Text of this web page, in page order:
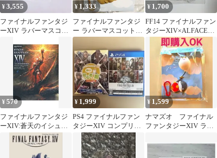
¥3,555
ファイナルファンタジ
ーXIV ラバーマスコッ
セット
¥ 1,333
ファイナルファンタジ
ー ラバーマスコットキ
ーホルダー ジャイアン
トビーバー b
¥ 1,700
FF14 ファイナルファン
タジーXIV×ALFACEコ
ラボ アルファ アクスタ
¥570
ファイナルファンタジ
ーXIV:蒼天のイシュガ
ルドオフィシャルコン
プリートガイド／スク
ウェア・エニックス
¥ 1,999
PS4 ファイナルファン
タジーXIV コンプリー
トパック 14
¥ 1,599
ナマズオ ファイナル
ファンタジーXIV ラバ
ダー